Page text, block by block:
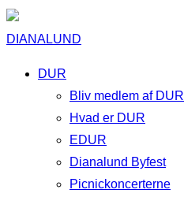
DIANALUND
DUR
Bliv medlem af DUR
Hvad er DUR
EDUR
Dianalund Byfest
Picnickoncerterne